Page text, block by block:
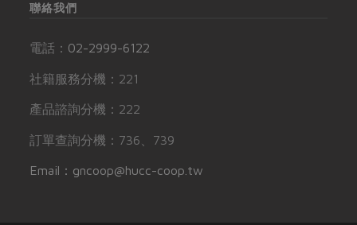
聯絡我們
電話： 02-2999-6122
社籍服務分機：221
產品諮詢分機：222
訂單查詢分機：736、739
Email：gncoop@hucc-coop.tw